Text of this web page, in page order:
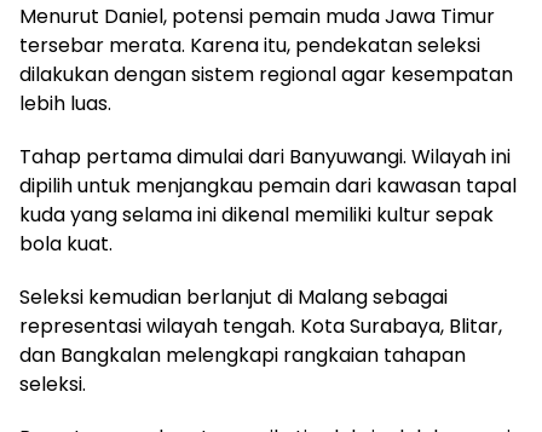
Menurut Daniel, potensi pemain muda Jawa Timur
tersebar merata. Karena itu, pendekatan seleksi
dilakukan dengan sistem regional agar kesempatan
lebih luas.
Tahap pertama dimulai dari Banyuwangi. Wilayah ini
dipilih untuk menjangkau pemain dari kawasan tapal
kuda yang selama ini dikenal memiliki kultur sepak
bola kuat.
Seleksi kemudian berlanjut di Malang sebagai
representasi wilayah tengah. Kota Surabaya, Blitar,
dan Bangkalan melengkapi rangkaian tahapan
seleksi.